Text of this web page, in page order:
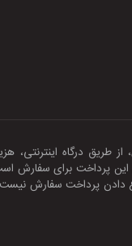
از طریق درگاه
این پرداخت برای سفارش
دادن پرداخت سفارش